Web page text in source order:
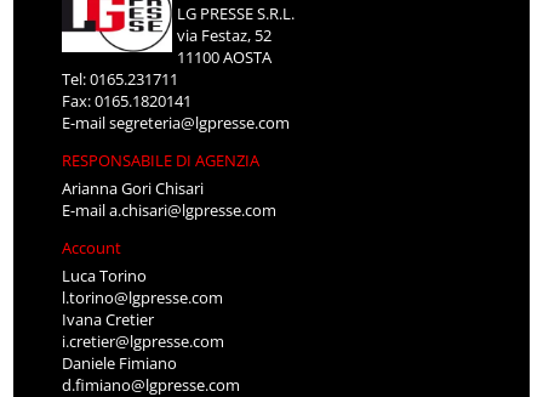
LG PRESSE S.R.L.
via Festaz, 52
11100 AOSTA
Tel: 0165.231711
Fax: 0165.1820141
E-mailsegreteria@lgpresse.com
RESPONSABILE DI AGENZIA
Arianna Gori Chisari
E-maila.chisari@lgpresse.com
Account
Luca Torino
l.torino@lgpresse.com
Ivana Cretier
i.cretier@lgpresse.com
Daniele Fimiano
d.fimiano@lgpresse.com